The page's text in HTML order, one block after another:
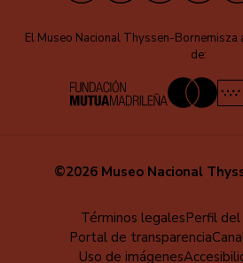
El Museo Nacional Thyssen-Bornemisza
de:
©2026 Museo Nacional
Términos legalesPerfil
Portal de transparencia
Uso de imágenes